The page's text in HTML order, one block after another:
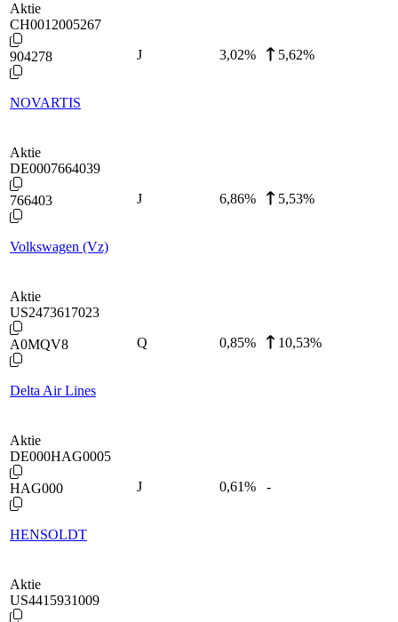
Aktie
CH0012005267
904278
NOVARTIS
J 3,02% 5,62%
Aktie
DE0007664039
766403
Volkswagen (Vz)
J 6,86% 5,53%
Aktie
US2473617023
A0MQV8
Delta Air Lines
Q 0,85% 10,53%
Aktie
DE000HAG0005
HAG000
HENSOLDT
J 0,61% -
Aktie
US4415931009